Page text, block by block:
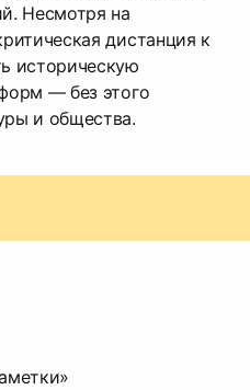
Несмотря на
дистанция к
историческую
— без этого
и общества.